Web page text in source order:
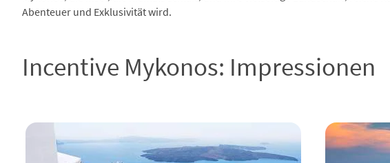
Abenteuer und Exklusivität wird.
Incentive Mykonos: Impressionen